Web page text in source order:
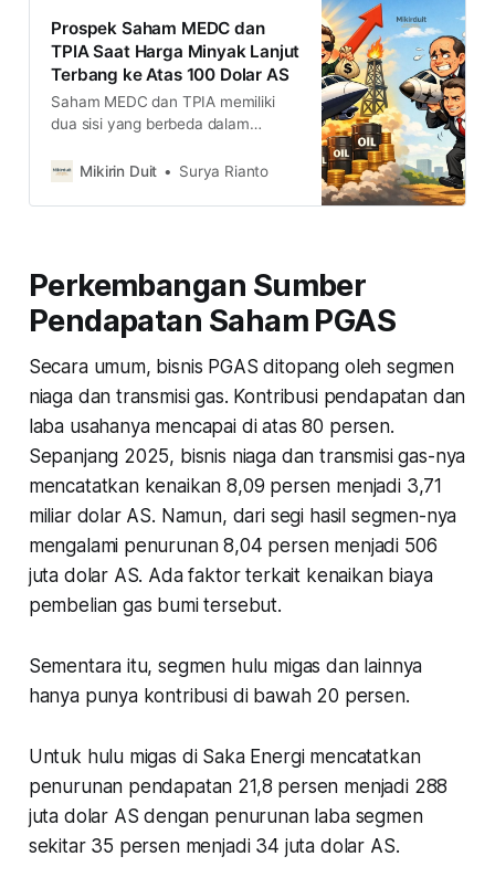
Prospek Saham MEDC dan
TPIA Saat Harga Minyak Lanjut
Terbang ke Atas 100 Dolar AS
Saham MEDC dan TPIA memiliki
dua sisi yang berbeda dalam
yang garap hulu migas cenderung
butuh bahan baku migas secara
Mikirin Duit Surya Rianto
Perkembangan Sumber
Pendapatan Saham PGAS
Secara umum, bisnis PGAS ditopang oleh segmen
niaga dan transmisi gas. Kontribusi pendapatan dan
laba usahanya mencapai di atas 80 persen.
Sepanjang 2025, bisnis niaga dan transmisi gas-nya
mencatatkan kenaikan 8,09 persen menjadi 3,71
miliar dolar AS. Namun, dari segi hasil segmen-nya
mengalami penurunan 8,04 persen menjadi 506
juta dolar AS. Ada faktor terkait kenaikan biaya
pembelian gas bumi tersebut.
Sementara itu, segmen hulu migas dan lainnya
hanya punya kontribusi di bawah 20 persen.
Untuk hulu migas di Saka Energi mencatatkan
penurunan pendapatan 21,8 persen menjadi 288
juta dolar AS dengan penurunan laba segmen
sekitar 35 persen menjadi 34 juta dolar AS.